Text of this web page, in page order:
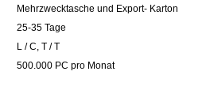
Mehrzwecktasche und Export- Karton
25-35 Tage
L / C, T / T
500.000 PC pro Monat